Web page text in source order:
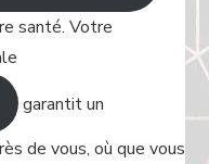
santé. Votre
garantit un
de vous, où que vous